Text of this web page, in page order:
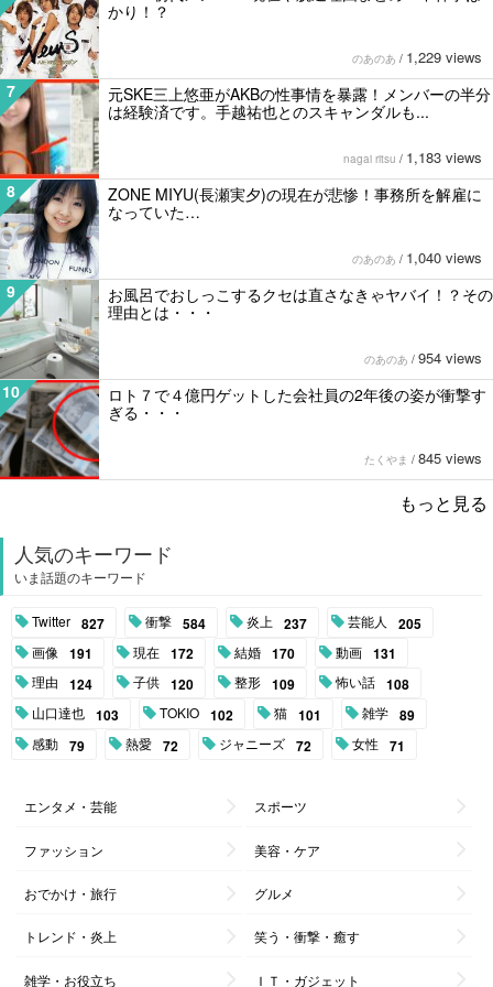
かり！？
のあのあ / 1,229 views
7
元SKE三上悠亜がAKBの性事情を暴露！メンバーの半分
は経験済です。手越祐也とのスキャンダルも...
nagai ritsu / 1,183 views
8
ZONE MIYU(長瀬実夕)の現在が悲惨！事務所を解雇に
なっていた…
のあのあ / 1,040 views
9
お風呂でおしっこするクセは直さなきゃヤバイ！？その
理由とは・・・
のあのあ / 954 views
10
ロト７で４億円ゲットした会社員の2年後の姿が衝撃す
ぎる・・・
たくやま / 845 views
もっと見る
人気のキーワード
いま話題のキーワード
Twitter 827 衝撃 584 炎上 237 芸能人 205
画像 191 現在 172 結婚 170 動画 131
理由 124 子供 120 整形 109 怖い話 108
山口達也 103 TOKIO 102 猫 101 雑学 89
感動 79 熱愛 72 ジャニーズ 72 女性 71
エンタメ・芸能 スポーツ
ファッション 美容・ケア
おでかけ・旅行 グルメ
トレンド・炎上 笑う・衝撃・癒す
雑学・お役立ち ＩＴ・ガジェット